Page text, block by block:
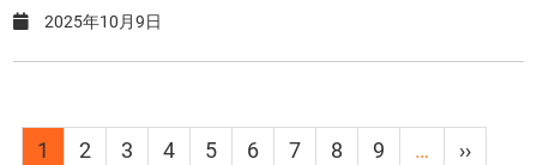
2025年10月9日
目
1 Page
2 Page
3 Page
4 Page
5 Page
6 Page
7 Page
8 Page
9 …
下
››